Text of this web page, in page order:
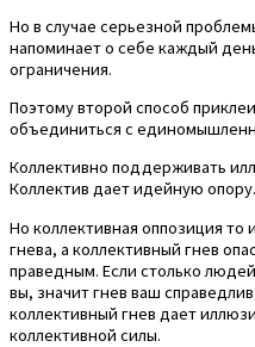
Но в случае серьезной
напоминает о себе каждый
ограничения.
Поэтому второй способ
объединиться с
Коллективно поддерживать
Коллектив дает идейную опору.
Но коллективная оппозиция
гнева, а коллективный гнев
праведным. Если столько
вы, значит гнев ваш
коллективный гнев дает
коллективной силы.